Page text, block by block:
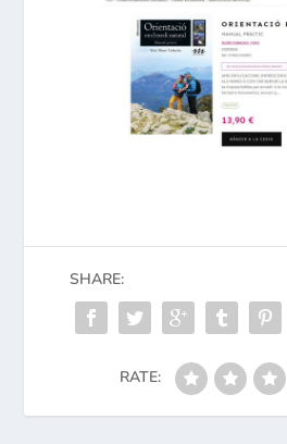
SHARE:
RATE: